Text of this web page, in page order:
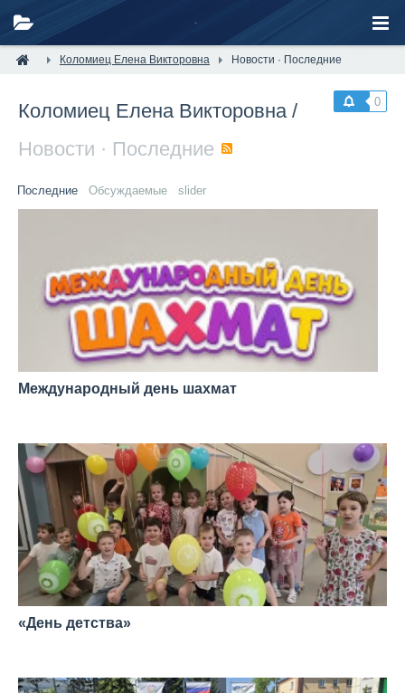
Коломиец Елена Викторовна Новости · Последние
0
Коломиец Елена Викторовна/
Новости · Последние
Последние Обсуждаемые slider
Международный день шахмат
«День детства»